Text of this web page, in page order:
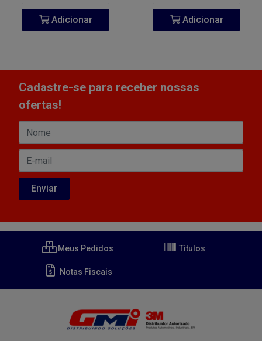
Adicionar Adicionar
Cadastre-se para receber nossas
ofertas!
Meus Pedidos Títulos
Notas Fiscais